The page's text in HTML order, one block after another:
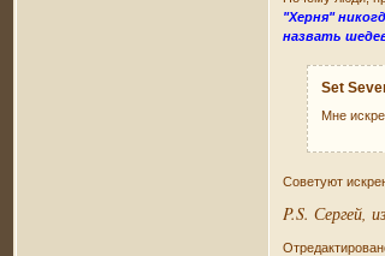
"Херня"
назвать
Set
Мне
Советуют
P.S. Сергей,